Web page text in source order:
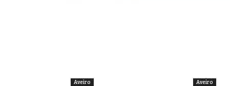
Aveiro Aveiro